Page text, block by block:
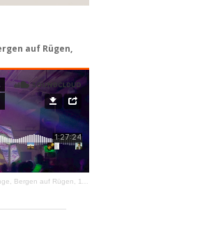
auf Rügen,
Bergen auf Rügen, 11.04.2026